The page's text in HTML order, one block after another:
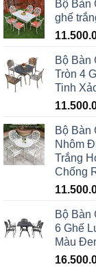
Bộ Bàn
ghế
Bộ Bàn
Tròn 4
Tinh
Bộ Bàn
Nhôm
Trắng
Chống
Bộ Bàn
6 Ghế
Màu